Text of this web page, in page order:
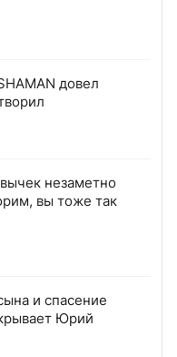
довел
незаметно
вы тоже так
и спасение
Юрий